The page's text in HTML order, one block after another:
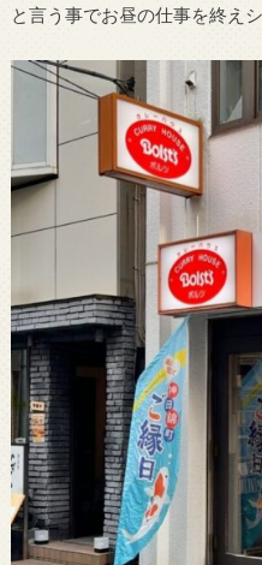
と言う事でお昼の仕事を終え